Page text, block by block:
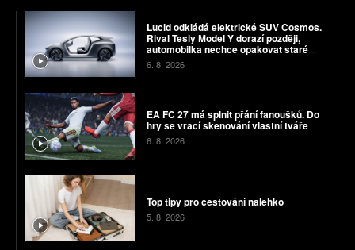
Lucid odkládá elektrické SUV Cosmos.
Rival Tesly Model Y dorazí později,
automobilka nechce opakovat staré
chyby
6. 8. 2026
EA FC 27 má splnit přání fanoušků. Do
hry se vrací skenování vlastní tváře
6. 8. 2026
Top tipy pro cestování nalehko
5. 8. 2026